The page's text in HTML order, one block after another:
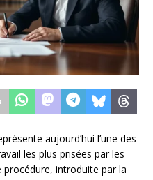
aujourd’hui l’une des
les plus prisées par les
introduite par la